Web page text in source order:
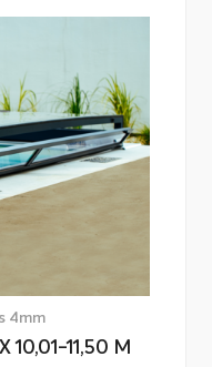
4mm
11,50 M